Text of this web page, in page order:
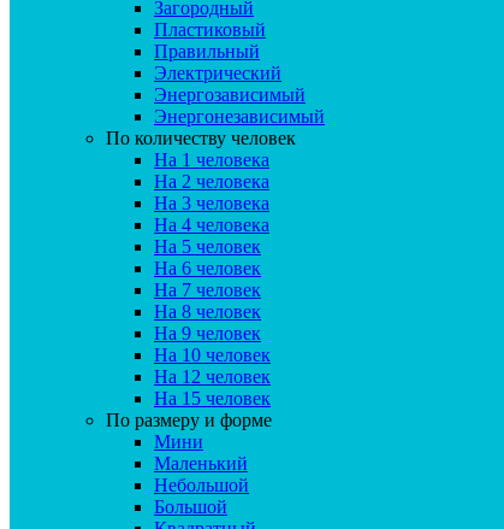
Загородный
Пластиковый
Правильный
Электрический
Энергозависимый
Энергонезависимый
По количеству человек
На 1 человека
На 2 человека
На 3 человека
На 4 человека
На 5 человек
На 6 человек
На 7 человек
На 8 человек
На 9 человек
На 10 человек
На 12 человек
На 15 человек
По размеру и форме
Мини
Маленький
Небольшой
Большой